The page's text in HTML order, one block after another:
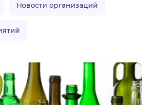
Новости организаций